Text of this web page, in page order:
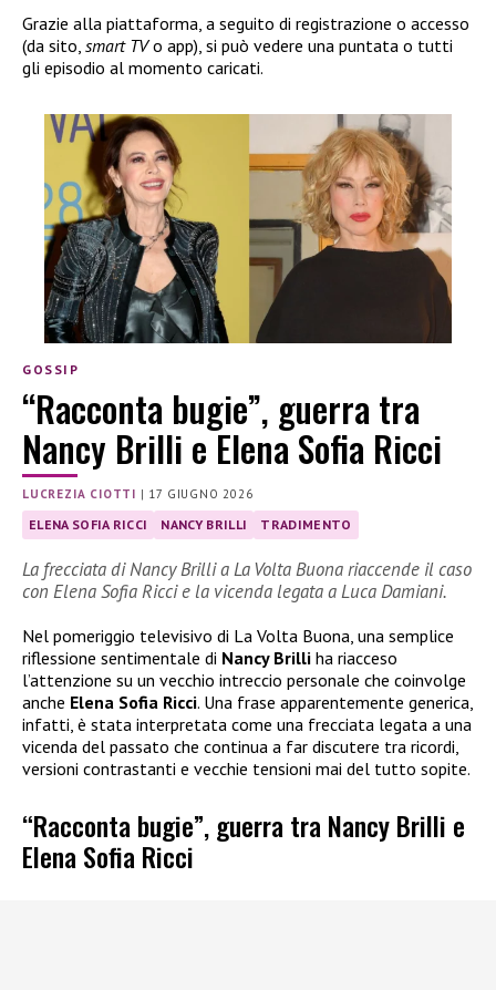
Grazie alla piattaforma, a seguito di registrazione o accesso
(da sito, smart TVo app), si può vedere una puntata o tutti
gli episodio al momento caricati.
GOSSIP
“Racconta bugie”, guerra tra
Nancy Brilli e Elena Sofia Ricci
LUCREZIA CIOTTI | 17 GIUGNO 2026
ELENA SOFIA RICCI NANCY BRILLI TRADIMENTO
La frecciata di Nancy Brilli a La Volta Buona riaccende il caso
con Elena Sofia Ricci e la vicenda legata a Luca Damiani.
Nel pomeriggio televisivo di La Volta Buona, una semplice
riflessione sentimentale di Nancy Brilli ha riacceso
l’attenzione su un vecchio intreccio personale che coinvolge
anche Elena Sofia Ricci. Una frase apparentemente generica,
infatti, è stata interpretata come una frecciata legata a una
vicenda del passato che continua a far discutere tra ricordi,
versioni contrastanti e vecchie tensioni mai del tutto sopite.
“Racconta bugie”, guerra tra Nancy Brilli e
Elena Sofia Ricci